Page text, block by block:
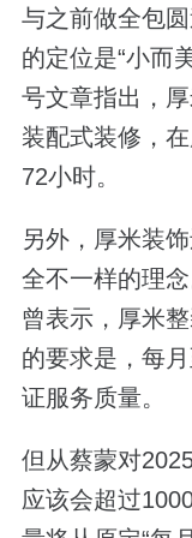
与之前做全包
的定位是“小而
号文章指出，
装配式装修，
72小时。
另外，厚米装
全不一样的理
曾表示，厚米
的要求是，每
证服务质量。
但从蔡蒙对
应该会超过